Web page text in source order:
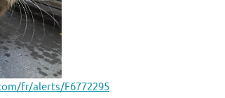
fr/alerts/F6772295